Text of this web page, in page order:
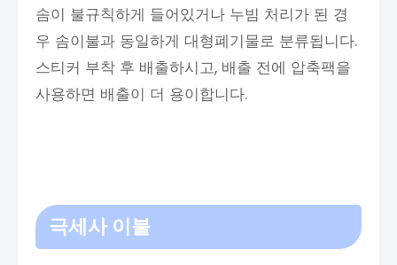
솜이 불규칙하게 들어있거나 누빔 처리가 된 경
우 솜이불과 동일하게 대형폐기물로 분류됩니다.
스티커 부착 후 배출하시고, 배출 전에 압축팩을
사용하면 배출이 더 용이합니다.
극세사 이불